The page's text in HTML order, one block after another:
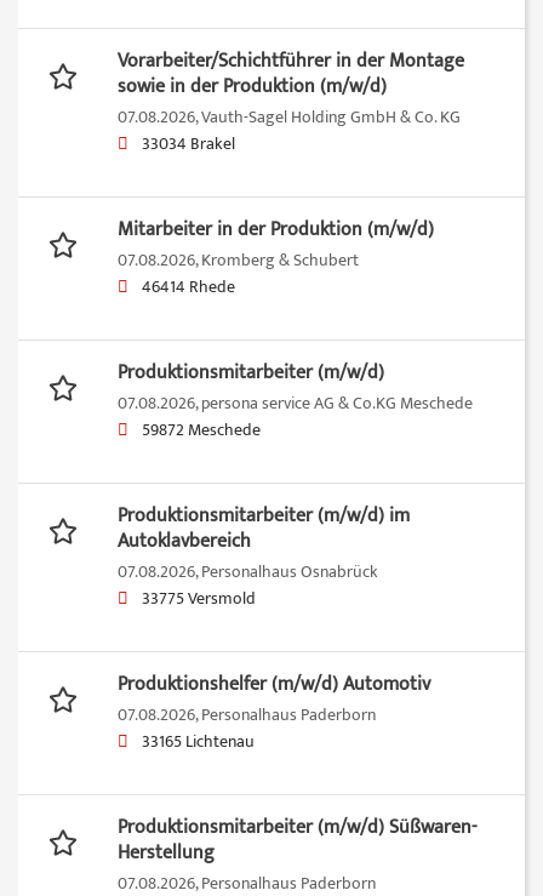
Vorarbeiter/Schichtführer in der Montage
sowie in der Produktion (m/w/d)
07.08.2026,Vauth-Sagel Holding GmbH & Co. KG
33034 Brakel
Mitarbeiter in der Produktion (m/w/d)
07.08.2026,Kromberg & Schubert
46414 Rhede
Produktionsmitarbeiter (m/w/d)
07.08.2026,persona service AG & Co.KG Meschede
59872 Meschede
Produktionsmitarbeiter (m/w/d) im
Autoklavbereich
07.08.2026,Personalhaus Osnabrück
33775 Versmold
Produktionshelfer (m/w/d) Automotiv
07.08.2026,Personalhaus Paderborn
33165 Lichtenau
Produktionsmitarbeiter (m/w/d) Süßwaren-
Herstellung
07.08.2026,Personalhaus Paderborn